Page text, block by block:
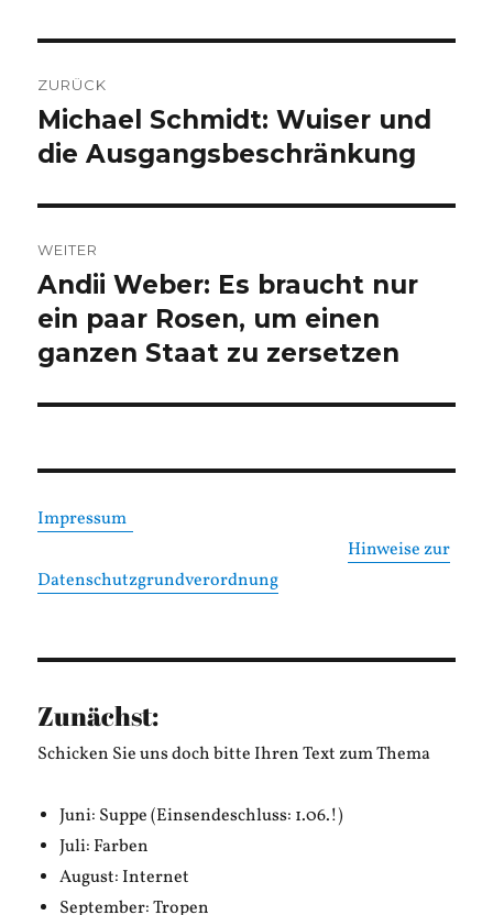
ZURÜCK
Vorheriger
Beitrag:
Michael Schmidt: Wuiser und
die Ausgangsbeschränkung
WEITER
Nächster
Beitrag:
Andii Weber: Es braucht nur
ein paar Rosen, um einen
ganzen Staat zu zersetzen
Impressum
Hinweise zur
Datenschutzgrundverordnung
Zunächst:
Schicken Sie uns doch bitte Ihren Text zum Thema
Juni: Suppe (Einsendeschluss: 1.06.!)
Juli: Farben
August: Internet
September: Tropen